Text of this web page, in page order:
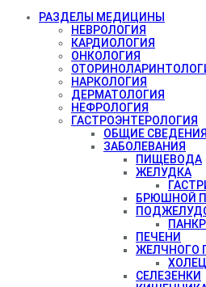
РАЗДЕЛЫ МЕДИЦИНЫ
НЕВРОЛОГИЯ
КАРДИОЛОГИЯ
ОНКОЛОГИЯ
НАРКОЛОГИЯ
ДЕРМАТОЛОГИЯ
НЕФРОЛОГИЯ
ГАСТРОЭНТЕРОЛОГИЯ
ОБЩИЕ СВЕДЕНИЯ
ЗАБОЛЕВАНИЯ
ПИЩЕВОДА
ЖЕЛУДКА
БРЮШНОЙ
ПЕЧЕНИ
ЖЕЛЧНОГО
СЕЛЕЗЕНКИ